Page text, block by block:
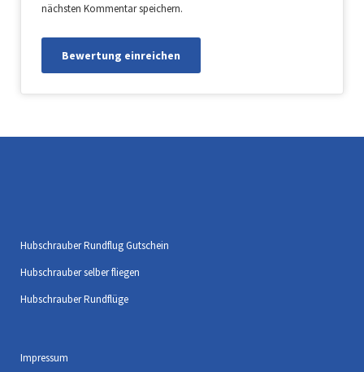
nächsten Kommentar speichern.
Hubschrauber Rundflug Gutschein
Hubschrauber selber fliegen
Hubschrauber Rundflüge
Impressum